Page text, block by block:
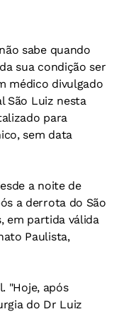
sabe quando
sua condição ser
médico divulgado
São Luiz nesta
para
sem data
a noite de
a derrota do São
em partida válida
Paulista,
"Hoje, após
do Dr Luiz